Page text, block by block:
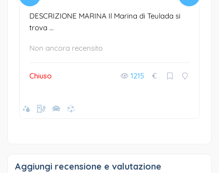
DESCRIZIONE MARINA Il Marina di Teulada si
trova ...
Non ancora recensito
Chiuso 1215 €
Aggiungi recensione e valutazione